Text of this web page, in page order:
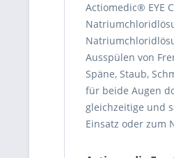
Actiomedic® EYE
Ausspülen von
Späne, Staub,
für beide Augen
gleichzeitige und
Einsatz oder zum